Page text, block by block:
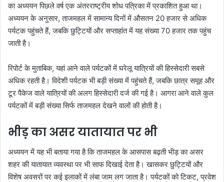
का अध्ययन पिछले वर्ष एक अंतरराष्ट्रीय शोध पत्रिका में प्रकाशित हुआ था।
अध्ययन के अनुसार, ताजमहल में सामान्य दिनों में औसतन 20 हजार से अधिक
पर्यटक पहुंचते हैं, जबकि छुट्टियों और सप्ताहांत में यह संख्या 70 हजार तक पहुंच
जाती है।
रिपोर्ट के मुताबिक, यहां आने वाले पर्यटकों में घरेलू यात्रियों की हिस्सेदारी सबसे
अधिक रहती है। विदेशी पर्यटक भी बड़ी संख्या में पहुंचते हैं, जबकि छात्र समूह और
टूर पैकेज वाले यात्रियों की अलग हिस्सेदारी दर्ज की गई है। आगरा आने वाले कुल
पर्यटकों में बड़ी संख्या सिर्फ ताजमहल देखने वालों की होती है।
भीड़ का असर यातायात पर भी
अध्ययन में यह भी बताया गया है कि ताजमहल के आसपास बढ़ती भीड़ का असर
शहर की यातायात व्यवस्था पर भी साफ दिखाई देता है। खासकर छुट्टियों और
विशेष अवसरों पर कई इलाकों में लंबा जाम लग जाता है। पर्यटकों को टिकट, प्रवेश